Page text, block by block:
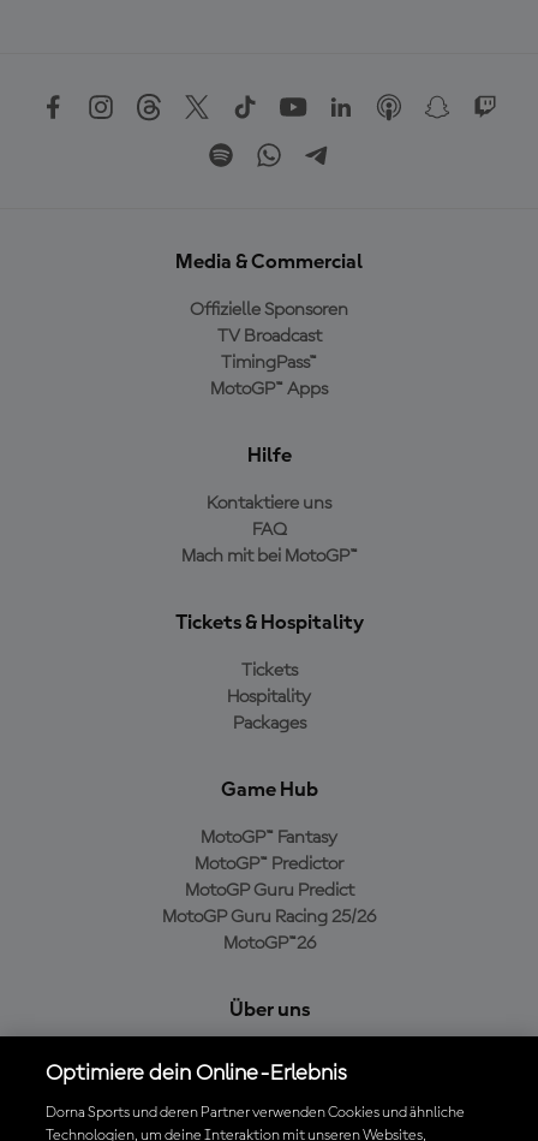
Media & Commercial
Offizielle Sponsoren
TV Broadcast
TimingPass™
MotoGP™ Apps
Hilfe
Kontaktiere uns
FAQ
Mach mit bei MotoGP™
Tickets & Hospitality
Tickets
Hospitality
Packages
Game Hub
MotoGP™ Fantasy
MotoGP™ Predictor
MotoGP Guru Predict
MotoGP Guru Racing 25/26
MotoGP™26
Über uns
Cookie-Richtlinien
Geschäftsbedingungen
Optimiere dein Online-Erlebnis
Dorna Sports und deren Partner verwenden Cookies und ähnliche
Technologien, um deine Interaktion mit unseren Websites,